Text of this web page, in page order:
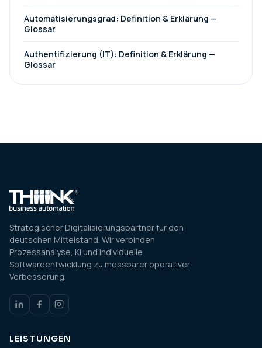
Automatisierungsgrad: Definition & Erklärung —
Glossar
Authentifizierung (IT): Definition & Erklärung —
Glossar
Strategischer Digitalisierungspartner für den
deutschen Mittelstand. Wir verbinden
Prozessanalyse, KI und individuelle
Softwareentwicklung zu messbarer operativer
Verbesserung.
LEISTUNGEN